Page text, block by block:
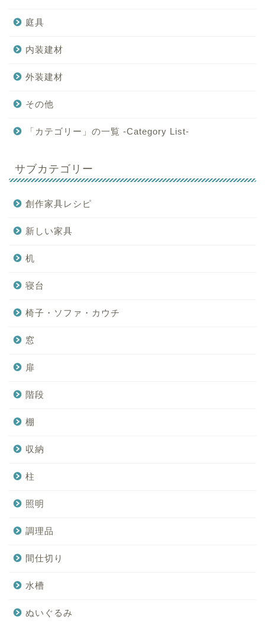
庭具
内装建材
外装建材
その他
「カテゴリー」の一覧 -Category List-
サブカテゴリー
創作家具レシピ
新しい家具
机
寝台
椅子・ソファ・カウチ
窓
扉
階段
棚
収納
柱
照明
調理品
間仕切り
水槽
ぬいぐるみ